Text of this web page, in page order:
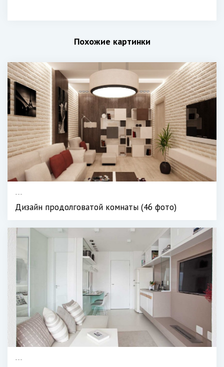
Похожие картинки
---
Дизайн продолговатой комнаты (46 фото)
---